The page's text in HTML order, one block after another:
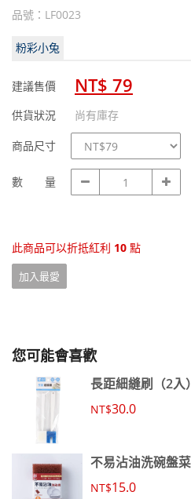
品號：LF0023
粉彩小兔
建議售價 NT$ 79
供貨狀況 尚有庫存
商品尺寸
規
格
數 量
數
量
此商品可以折抵紅利 10 點
加入最愛
您可能會喜歡
長距細縫刷（2入）
NT$30.0
不易沾油洗碗盤
NT$15.0